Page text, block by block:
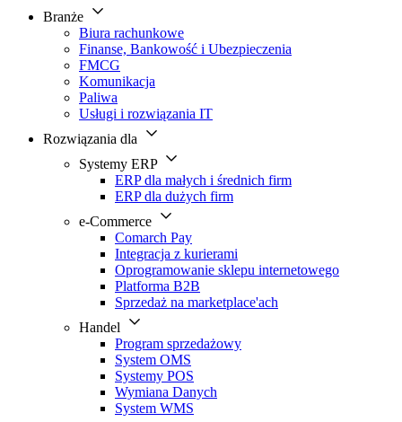
Branże
Biura rachunkowe
Finanse, Bankowość i Ubezpieczenia
FMCG
Komunikacja
Paliwa
Usługi i rozwiązania IT
Rozwiązania dla
Systemy ERP
ERP dla małych i średnich firm
ERP dla dużych firm
e-Commerce
Comarch Pay
Integracja z kurierami
Oprogramowanie sklepu internetowego
Platforma B2B
Sprzedaż na marketplace'ach
Handel
Program sprzedażowy
System OMS
Systemy POS
Wymiana Danych
System WMS